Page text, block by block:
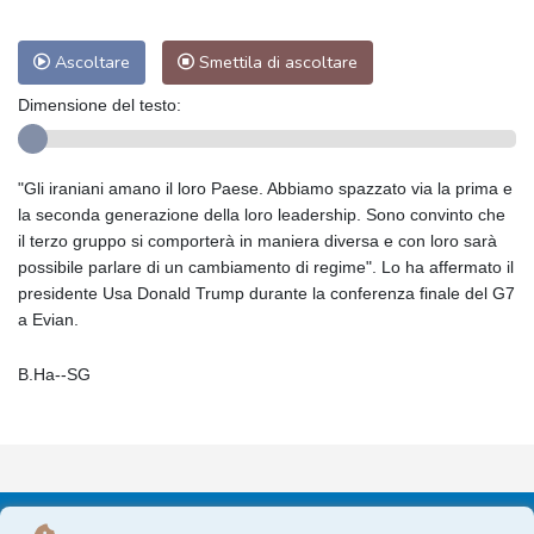
Ascoltare Smettila di ascoltare
Dimensione del testo:
"Gli iraniani amano il loro Paese. Abbiamo spazzato via la prima e
la seconda generazione della loro leadership. Sono convinto che
il terzo gruppo si comporterà in maniera diversa e con loro sarà
possibile parlare di un cambiamento di regime". Lo ha affermato il
presidente Usa Donald Trump durante la conferenza finale del G7
a Evian.
B.Ha--SG